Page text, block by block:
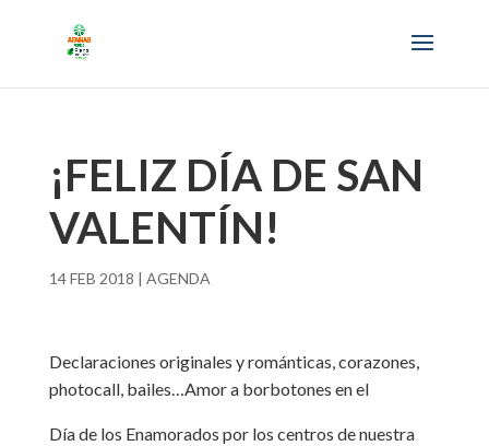
¡FELIZ DÍA DE SAN
VALENTÍN!
14 FEB 2018 | AGENDA
Declaraciones originales y románticas, corazones,
photocall, bailes…Amor a borbotones en el
Día de los Enamorados por los centros de nuestra